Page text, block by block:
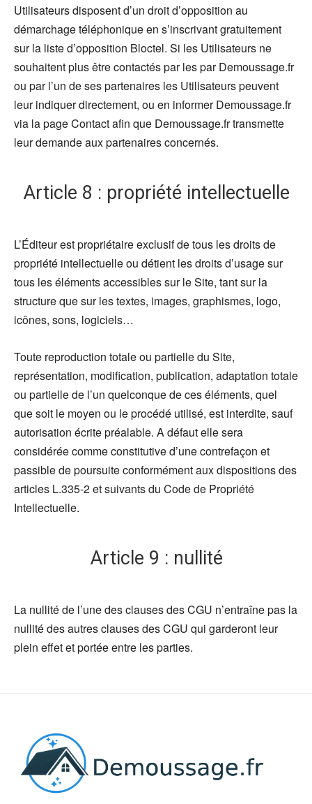
Utilisateurs disposent d’un droit d’opposition au
démarchage téléphonique en s’inscrivant gratuitement
sur la liste d’opposition Bloctel. Si les Utilisateurs ne
souhaitent plus être contactés par les par Demoussage.fr
ou par l’un de ses partenaires les Utilisateurs peuvent
leur indiquer directement, ou en informer Demoussage.fr
via la page Contact afin que Demoussage.fr transmette
leur demande aux partenaires concernés.
Article 8 : propriété intellectuelle
L’Éditeur est propriétaire exclusif de tous les droits de
propriété intellectuelle ou détient les droits d’usage sur
tous les éléments accessibles sur le Site, tant sur la
structure que sur les textes, images, graphismes, logo,
icônes, sons, logiciels…
Toute reproduction totale ou partielle du Site,
représentation, modification, publication, adaptation totale
ou partielle de l’un quelconque de ces éléments, quel
que soit le moyen ou le procédé utilisé, est interdite, sauf
autorisation écrite préalable. A défaut elle sera
considérée comme constitutive d’une contrefaçon et
passible de poursuite conformément aux dispositions des
articles L.335-2 et suivants du Code de Propriété
Intellectuelle.
Article 9 : nullité
La nullité de l’une des clauses des CGU n’entraîne pas la
nullité des autres clauses des CGU qui garderont leur
plein effet et portée entre les parties.